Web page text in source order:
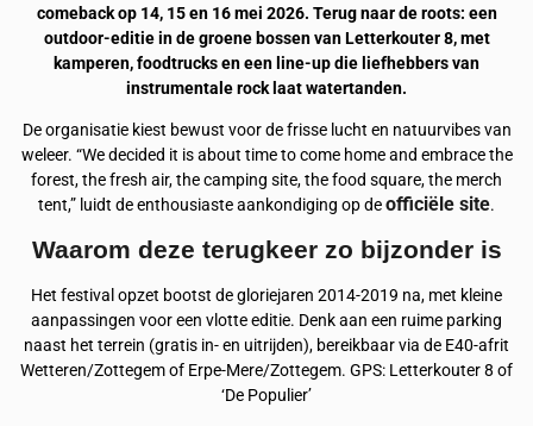
comeback op 14, 15 en 16 mei 2026. Terug naar de roots: een
outdoor-editie in de groene bossen van Letterkouter 8, met
kamperen, foodtrucks en een line-up die liefhebbers van
instrumentale rock laat watertanden.
De organisatie kiest bewust voor de frisse lucht en natuurvibes van
weleer. “We decided it is about time to come home and embrace the
forest, the fresh air, the camping site, the food square, the merch
tent,” luidt de enthousiaste aankondiging op deofficiële site.
Waarom deze terugkeer zo bijzonder is
Het festival opzet bootst de gloriejaren 2014-2019 na, met kleine
aanpassingen voor een vlotte editie. Denk aan een ruime parking
naast het terrein (gratis in- en uitrijden), bereikbaar via de E40-afrit
Wetteren/Zottegem of Erpe-Mere/Zottegem. GPS: Letterkouter 8 of
‘De Populier’